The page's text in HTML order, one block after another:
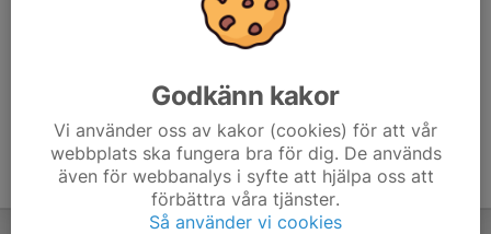
Godkänn kakor
Vi använder oss av kakor (cookies) för att vår
webbplats ska fungera bra för dig. De används
även för webbanalys i syfte att hjälpa oss att
förbättra våra tjänster.
Så använder vi cookies